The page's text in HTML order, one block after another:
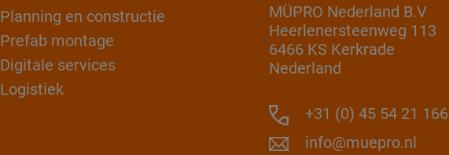
MÜPRO Nederland B.V
Heerlenersteenweg 113
6466 KS Kerkrade
Nederland
+31 (0) 45 54 21 166
info@muepro.nl
Planning en constructie
Prefab montage
Digitale services
Logistiek